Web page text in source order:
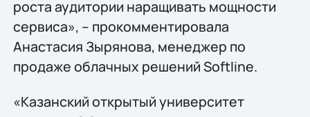
роста аудитории наращивать мощности
сервиса», – прокомментировала
Анастасия Зырянова, менеджер по
продаже облачных решений Softline.
«Казанский открытый университет